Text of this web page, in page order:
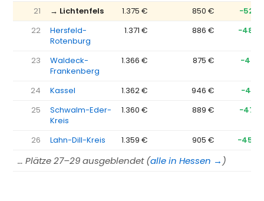
21 → Lichtenfels 1.375 € 850 €
−525
22
Hersfeld-
Rotenburg
1.371 € 886 € −485
23
Waldeck-
Frankenberg
1.366 € 875 € −491
24 Kassel 1.362 € 946 €
−417
25
Schwalm-Eder-
Kreis
1.360 € 889 € −472
26 Lahn-Dill-Kreis 1.359 € 905 € −454
… Plätze 27–29 ausgeblendet (alle in Hessen → )